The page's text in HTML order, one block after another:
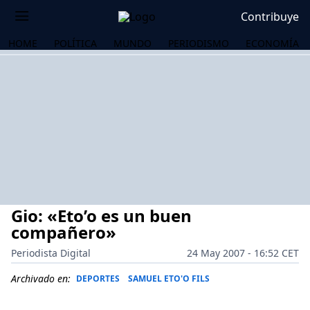
Contribuye
HOME POLÍTICA MUNDO PERIODISMO ECONOMÍA
Gio: «Eto’o es un buen
compañero»
Periodista Digital
24 May 2007 - 16:52 CET
Archivado en: DEPORTES SAMUEL ETO'O FILS